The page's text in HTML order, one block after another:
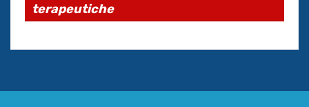
terapeutiche